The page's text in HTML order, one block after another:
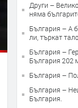
Други –
няма
България – А
ли, търкат
България –
България 202
България –
България –
България.